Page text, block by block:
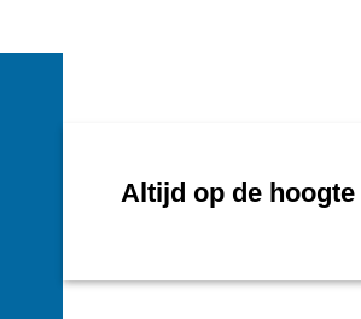
Altijd op de